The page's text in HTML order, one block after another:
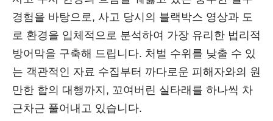
경험을 바탕으로, 사고 당시의 블랙박스 영상과 도
로 환경을 입체적으로 분석하여 가장 유리한 법리적
방어막을 구축해 드립니다. 처벌 수위를 낮출 수 있
는 객관적인 자료 수집부터 까다로운 피해자와의 원
만한 합의 대행까지, 꼬여버린 실타래를 하나씩 차
근차근 풀어내고 있습니다.